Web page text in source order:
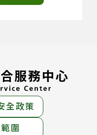
全政策
圍